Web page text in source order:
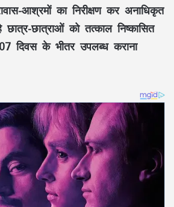
आश्रमों का निरीक्षण कर अनाधिकृत
छात्राओं को तत्काल निष्कासित
दिवस के भीतर उपलब्ध कराना